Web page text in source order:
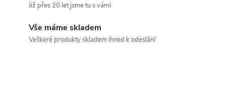
Již přes 20 let jsme tu s vámi
Vše máme skladem
Veškeré produkty skladem ihned k odeslání